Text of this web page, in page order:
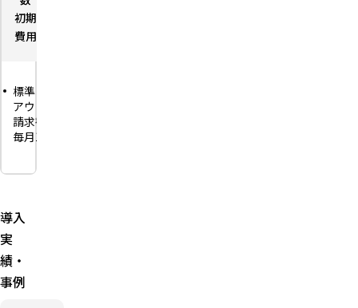
初期
費用
標準レイ
アウトの
請求書を
毎月15件
メール送
入金消
ンク連携
に対応
導入
実
績・
事例